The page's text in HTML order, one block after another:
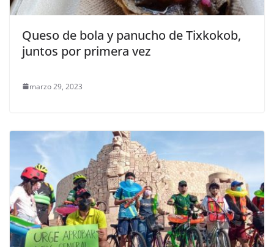
Queso de bola y panucho de Tixkokob,
juntos por primera vez
marzo 29, 2023